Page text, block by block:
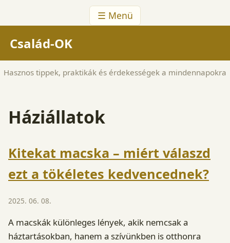
☰ Menü
Család-OK
Hasznos tippek, praktikák és érdekességek a mindennapokra
Háziállatok
Kitekat macska – miért válaszd
ezt a tökéletes kedvencednek?
2025. 06. 08.
A macskák különleges lények, akik nemcsak a
háztartásokban, hanem a szívünkben is otthonra